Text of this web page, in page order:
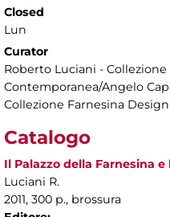
Closed
Lun
Curator
Roberto Luciani -
Contemporanea/Angelo
Collezione Farnesina Design
Catalogo
Il Palazzo della Farnesina
Luciani R.
2011, 300 p., brossura